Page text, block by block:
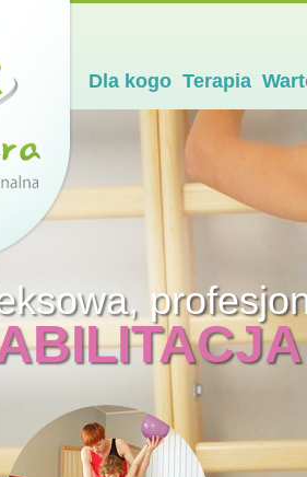
Dla kogo Terapia